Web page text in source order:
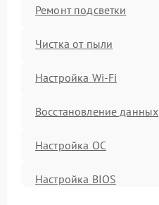
Ремонт подсветки
Чистка от пыли
Настройка Wi-Fi
Восстановление данных
Настройка ОС
Настройка BIOS